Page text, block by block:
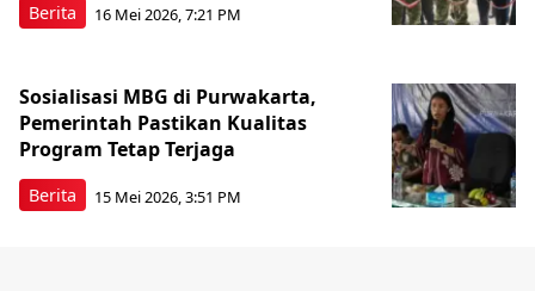
Berita 16 Mei 2026, 7:21 PM
Berita
Sosialisasi MBG di Purwakarta,
Pemerintah Pastikan Kualitas
Program Tetap Terjaga
15 Mei 2026, 3:51 PM